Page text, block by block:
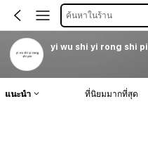
ค้นหาในร้าน
yi wu shi yi rong shi
แนะนำ ที่นิยมมากที่สุด